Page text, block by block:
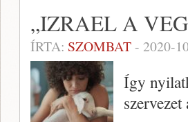
„IZRAEL A
ÍRTA: SZOMBAT- 2020-
Így